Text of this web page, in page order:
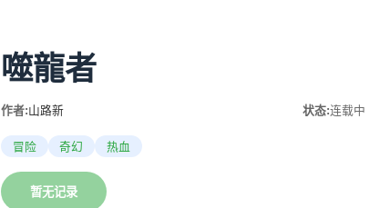
噬龍者
作者:山路新 状态:连载中
冒险 奇幻 热血
暂无记录